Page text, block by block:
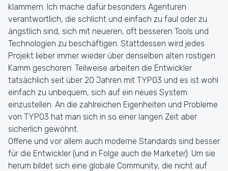
klammern. Ich mache dafür besonders Agenturen
verantwortlich, die schlicht und einfach zu faul oder zu
ängstlich sind, sich mit neueren, oft besseren Tools und
Technologien zu beschäftigen. Stattdessen wird jedes
Projekt lieber immer wieder über denselben alten rostigen
Kamm geschoren. Teilweise arbeiten die Entwickler
tatsächlich seit über 20 Jahren mit TYPO3 und es ist wohl
einfach zu unbequem, sich auf ein neues System
einzustellen. An die zahlreichen Eigenheiten und Probleme
von TYPO3 hat man sich in so einer langen Zeit aber
sicherlich gewöhnt.
Offene und vor allem auch moderne Standards sind besser
für die Entwickler (und in Folge auch die Marketer): Um sie
herum bildet sich eine globale Community, die nicht auf